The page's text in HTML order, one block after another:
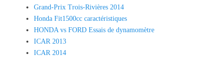
Grand-Prix Trois-Rivières 2014
Honda Fit1500cc caractéristiques
HONDA vs FORD Essais de dynamomètre
ICAR 2013
ICAR 2014